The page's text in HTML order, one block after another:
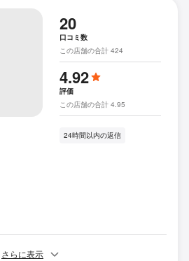
20
口コミ数
この店舗の合計 424
4.92
評価
この店舗の合計 4.95
24時間以内の返信
さらに表示